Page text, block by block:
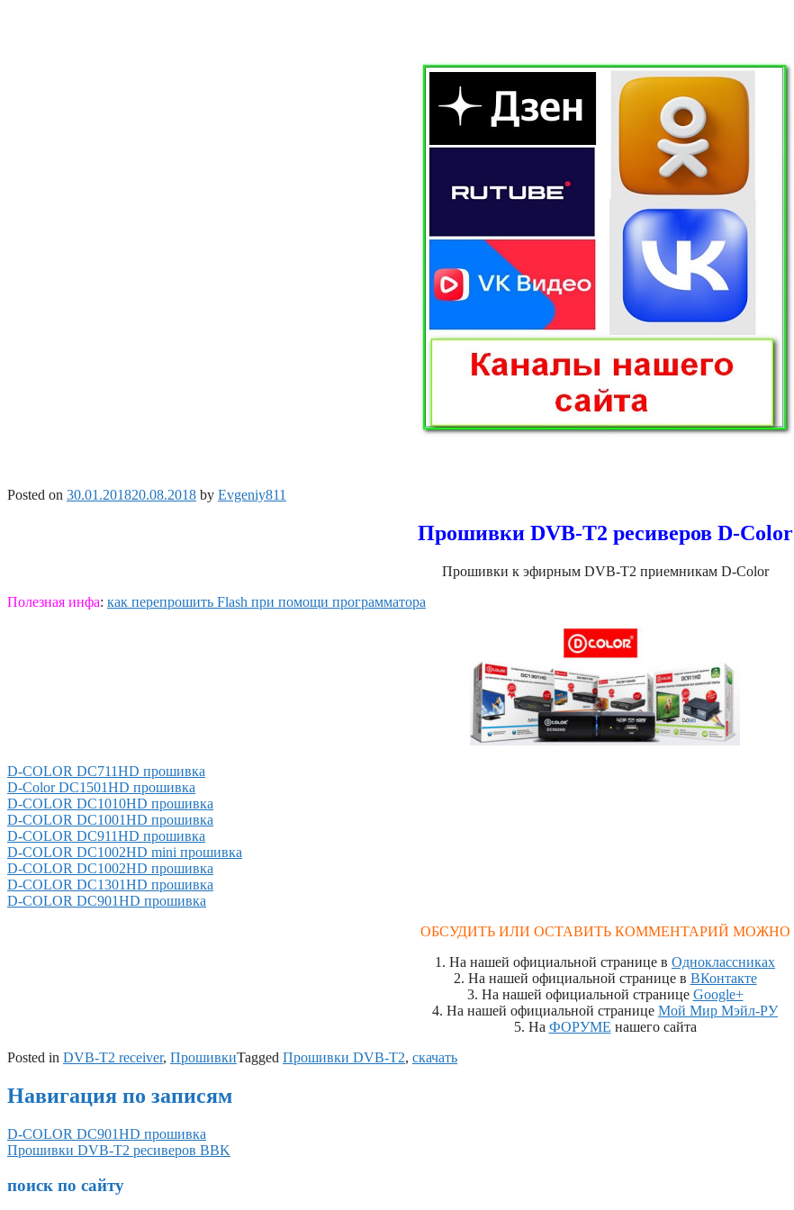
Posted on 30.01.201820.08.2018 by Evgeniy811
Прошивки DVB-T2 ресиверов D-Color
Прошивки к эфирным DVB-T2 приемникам D-Color
Полезная инфа: как перепрошить Flash при помощи программатора
D-COLOR DC711HD прошивка
D-Color DC1501HD прошивка
D-COLOR DC1010HD прошивка
D-COLOR DC1001HD прошивка
D-COLOR DC911HD прошивка
D-COLOR DC1002HD mini прошивка
D-COLOR DC1002HD прошивка
D-COLOR DC1301HD прошивка
D-COLOR DC901HD прошивка
ОБСУДИТЬ ИЛИ ОСТАВИТЬ КОММЕНТАРИЙ МОЖНО
1. На нашей официальной странице в Одноклассниках
2. На нашей официальной странице в ВКонтакте
3. На нашей официальной странице Google+
4. На нашей официальной странице Мой Мир Мэйл-РУ
5. На ФОРУМЕ нашего сайта
Posted in DVB-T2 receiver, ПрошивкиTagged Прошивки DVB-T2, скачать
Навигация по записям
D-COLOR DC901HD прошивка
Прошивки DVB-T2 ресиверов BBK
поиск по сайту